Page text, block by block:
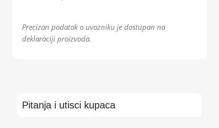
Precizan podatak o uvozniku je dostupan na
deklaraciji proizvoda.
Pitanja i utisci kupaca